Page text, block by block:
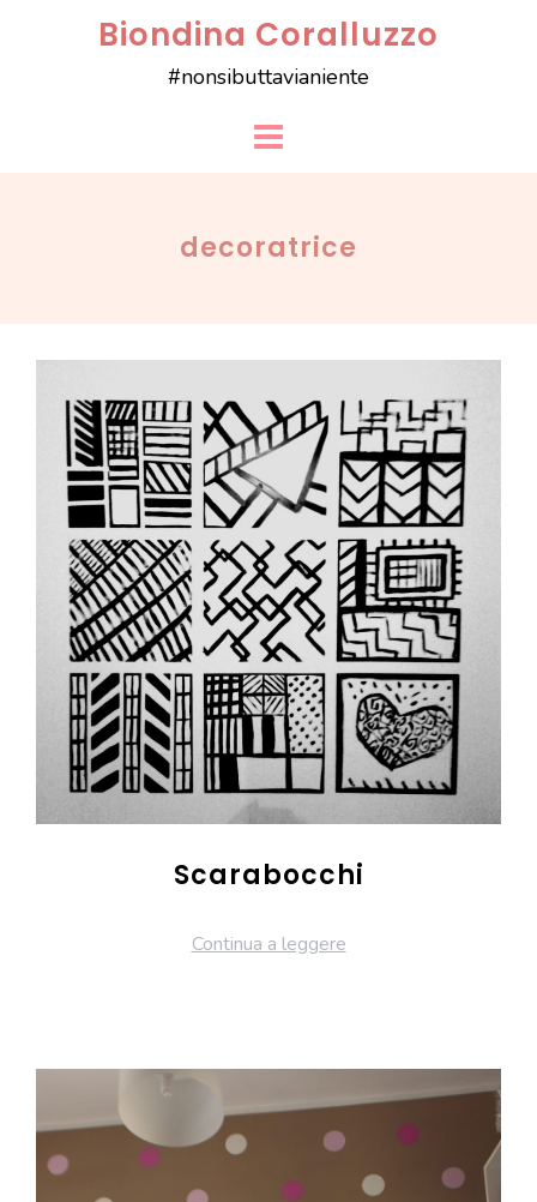
Biondina Coralluzzo
#nonsibuttavianiente
decoratrice
Scarabocchi
Continua a leggere